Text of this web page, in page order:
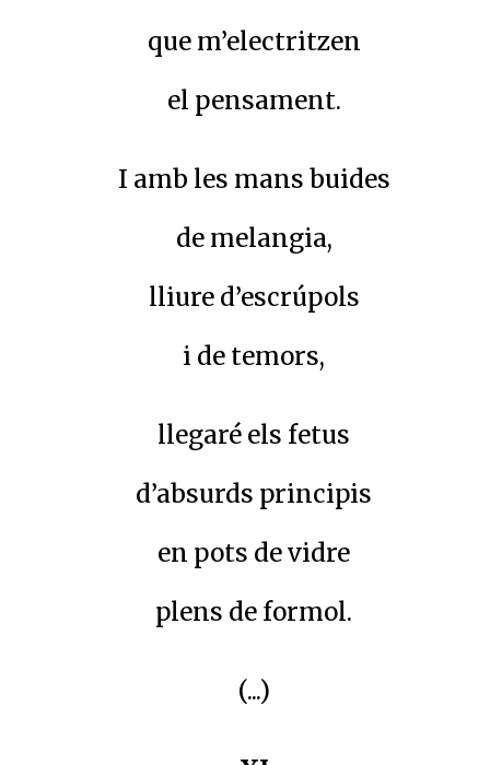
que m’electritzen
el pensament.
I amb les mans buides
de melangia,
lliure d’escrúpols
i de temors,
llegaré els fetus
d’absurds principis
en pots de vidre
plens de formol.
(...)